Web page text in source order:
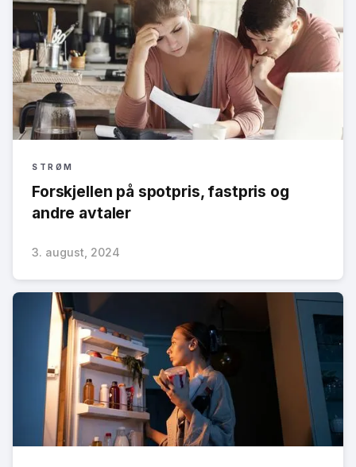
STRØM
Forskjellen på spotpris, fastpris og
andre avtaler
3. august, 2024